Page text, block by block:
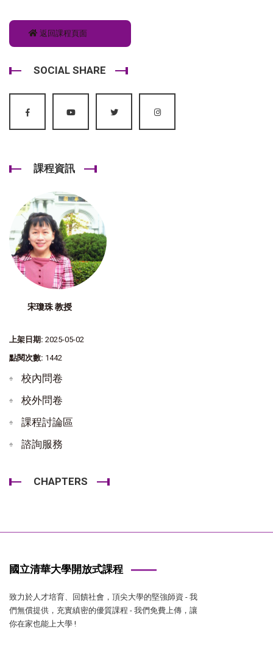
返回課程頁面
SOCIAL SHARE
課程資訊
宋瓊珠 教授
上架日期: 2025-05-02
點閱次數: 1442
校內問卷
校外問卷
課程討論區
諮詢服務
CHAPTERS
國立清華大學開放式課程
致力於人才培育、回饋社會，頂尖大學的堅強師資 - 我
們無償提供，充實縝密的優質課程 - 我們免費上傳，讓
你在家也能上大學 !